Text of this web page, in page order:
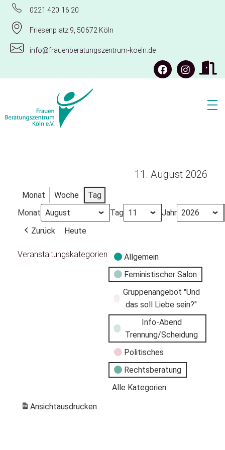
0221 420 16 20
Friesenplatz 9, 50672 Köln
info@frauenberatungszentrum-koeln.de
11. August 2026
Monat Woche
Tag
Monat
Tag
Jahr
Zurück
Heute
Veranstaltungskategorien
Allgemein
Feministischer Salon
Gruppenangebot "Und
das soll Liebe sein?"
Info-Abend
Trennung/Scheidung
Politisches
Rechtsberatung
Alle Kategorien
Ansichtausdrucken